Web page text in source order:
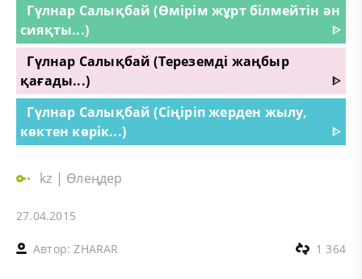
Гүлнар Салықбай (Өмірім жұрт білмейтін ән
сияқты...)
ᐈ
Гүлнар Салықбай (Тереземді жаңбыр
қағады...)
ᐈ
Гүлнар Салықбай (Сіңіріп жерден жылу,
көктен көрік...)
ᐈ
kz | Өлеңдер
27.04.2015
Автор:ZHARAR 1 364